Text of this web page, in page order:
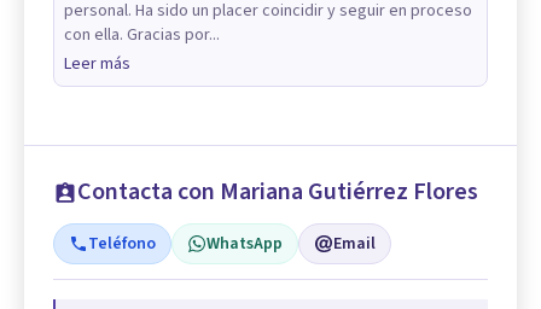
personal. Ha sido un placer coincidir y seguir en proceso
con ella. Gracias por...
Leer más
Contacta con Mariana Gutiérrez Flores
Teléfono WhatsApp Email